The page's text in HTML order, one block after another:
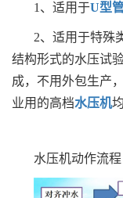
1、适用于U型
2、适用于特殊
结构形式的水压试
成，不用外包生产
业用的高档水压机
水压机动作流程